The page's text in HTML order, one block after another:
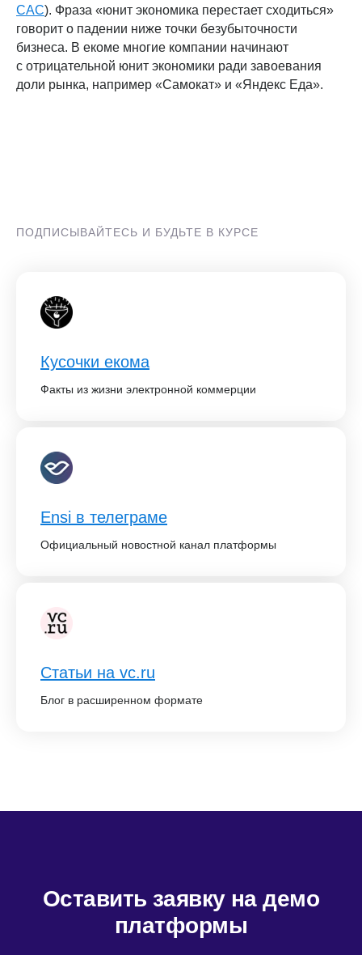
CAC). Фраза «юнит экономика перестает сходиться»
говорит о падении ниже точки безубыточности
бизнеса. В екоме многие компании начинают
с отрицательной юнит экономики ради завоевания
доли рынка, например «Самокат» и «Яндекс Еда».
ПОДПИСЫВАЙТЕСЬ И БУДЬТЕ В КУРСЕ
Кусочки екома
Факты из жизни электронной коммерции
Ensi в телеграме
Официальный новостной канал платформы
Статьи на vc.ru
Блог в расширенном формате
Оставить заявку на демо
платформы